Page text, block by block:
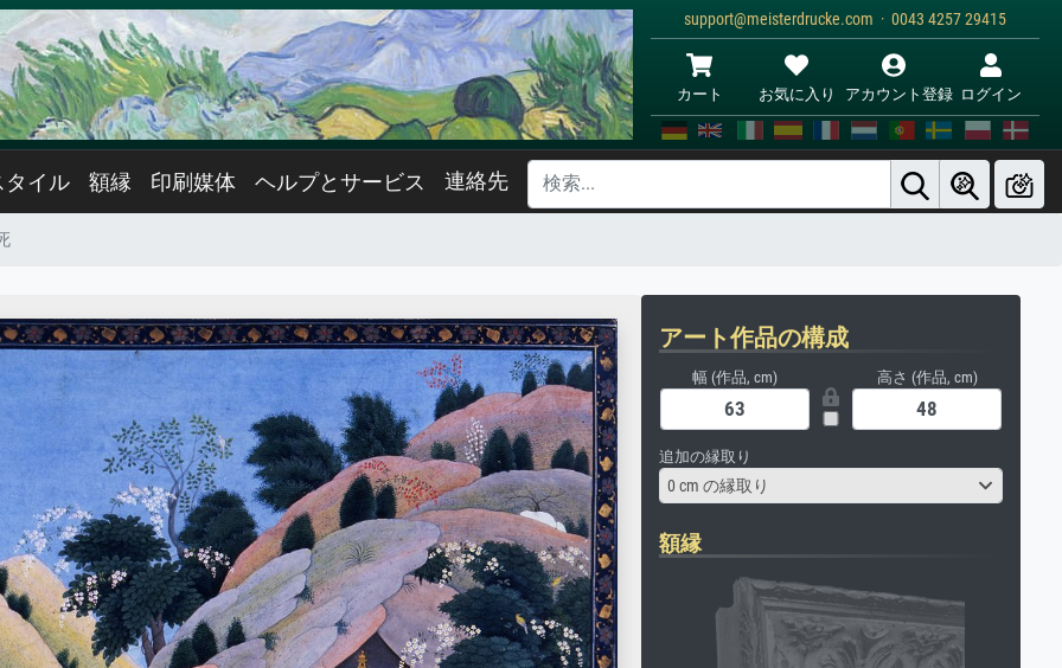
support@meisterdrucke.com · 0043 4257 29415
カート お気に入り アカウント登録 ログイン
タイル 額縁 印刷媒体 ヘルプとサービス 連絡先
アート作品の構成
幅 (作品, cm) 高さ (作品, cm)
追加の縁取り
0 cm の縁取り
額縁